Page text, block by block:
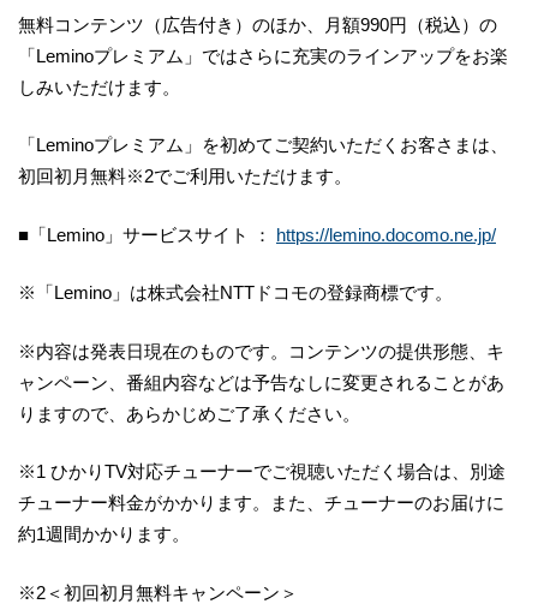
無料コンテンツ（広告付き）のほか、月額990円（税込）の
「Leminoプレミアム」ではさらに充実のラインアップをお楽
しみいただけます。
「Leminoプレミアム」を初めてご契約いただくお客さまは、
初回初月無料※2でご利用いただけます。
■「Lemino」サービスサイト ： https://lemino.docomo.ne.jp/
※「Lemino」は株式会社NTTドコモの登録商標です。
※内容は発表日現在のものです。コンテンツの提供形態、キ
ャンペーン、番組内容などは予告なしに変更されることがあ
りますので、あらかじめご了承ください。
※1 ひかりTV対応チューナーでご視聴いただく場合は、別途
チューナー料金がかかります。また、チューナーのお届けに
約1週間かかります。
※2＜初回初月無料キャンペーン＞